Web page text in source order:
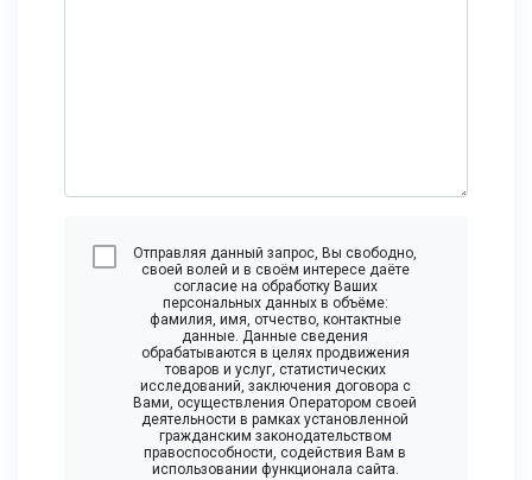
Отправляя данный запрос, Вы свободно,
своей волей и в своём интересе даёте
согласие на обработку Ваших
персональных данных в объёме:
фамилия, имя, отчество, контактные
данные. Данные сведения
обрабатываются в целях продвижения
товаров и услуг, статистических
исследований, заключения договора с
Вами, осуществления Оператором своей
деятельности в рамках установленной
гражданским законодательством
правоспособности, содействия Вам в
использовании функционала сайта.